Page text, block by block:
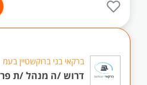
ברקאי בני ברוקשטיין בעמ
דרוש /ה מנהל /ת